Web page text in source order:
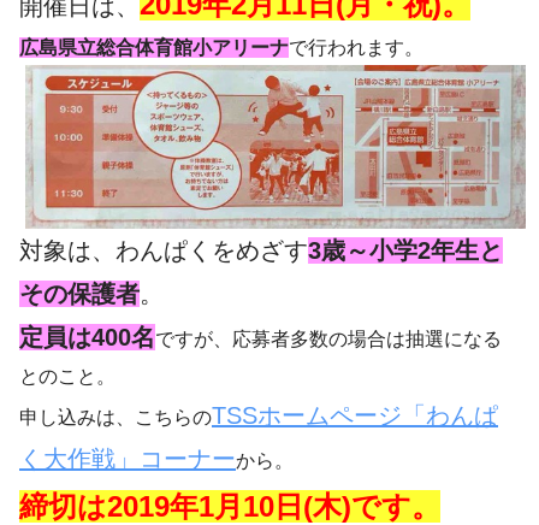
開催日は、
広島県立総合体育館小アリーナで行われます。
対象は、わんぱくをめざす3歳～小学2年生と
その保護者。
定員は400名ですが、応募者多数の場合は抽選になる
とのこと。
申し込みは、こちらのTSSホームページ「わんぱ
く大作戦」コーナーから。
締切は2019年1月10日(木)です。